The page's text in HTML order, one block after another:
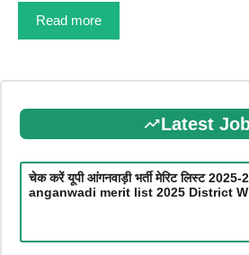
Read more
Latest
चेक करें यूपी आंगनवाड़ी भर्ती मेरिट लिस्ट
anganwadi merit list 2025 District